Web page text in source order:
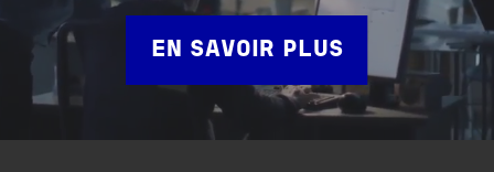
EN SAVOIR PLUS